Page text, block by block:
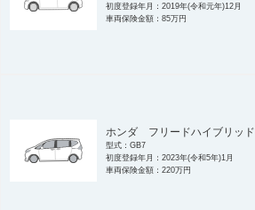
初度登録年月：2019年(令和元年)12月
車両保険金額：85万円
ホンダ フリードハイブリッド
型式：GB7
初度登録年月：2023年(令和5年)1月
車両保険金額：220万円